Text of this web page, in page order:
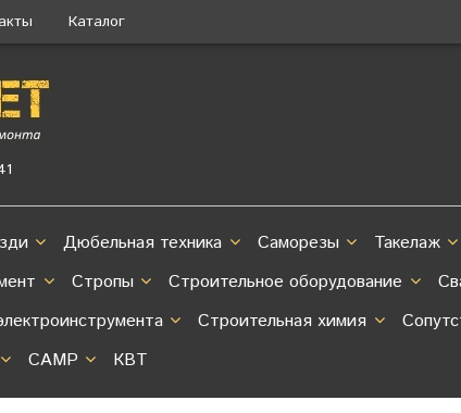
Каталог
Дюбельная техника Саморезы Такелаж
Стропы Строительное оборудование
Строительная химия
CAMP КВТ